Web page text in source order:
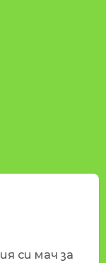
си мач за